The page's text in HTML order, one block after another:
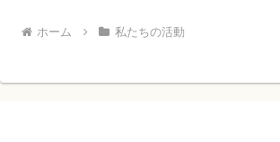
ホーム 私たちの活動